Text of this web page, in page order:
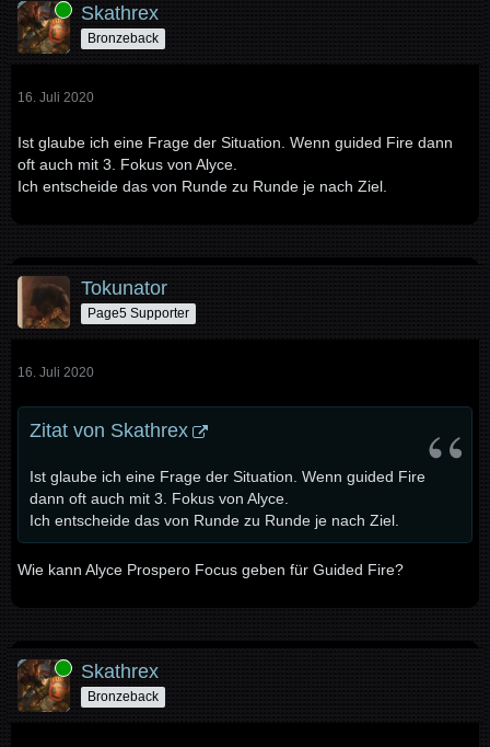
Online Skathrex
Bronzeback
16. Juli 2020
Ist glaube ich eine Frage der Situation. Wenn guided Fire dann
oft auch mit 3. Fokus von Alyce.
Ich entscheide das von Runde zu Runde je nach Ziel.
Tokunator
Page5 Supporter
16. Juli 2020
Zitat von Skathrex
Ist glaube ich eine Frage der Situation. Wenn guided Fire
dann oft auch mit 3. Fokus von Alyce.
Ich entscheide das von Runde zu Runde je nach Ziel.
Wie kann Alyce Prospero Focus geben für Guided Fire?
Online Skathrex
Bronzeback